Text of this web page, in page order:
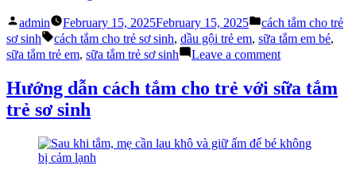
cho
trẻ
sơ
bé
nhất”
Posted
by
admin February 15, 2025February 15, 2025
Posted
in
cách tắm cho trẻ
sơ sinh
Tags:
cách tắm cho trẻ sơ sinh, dầu gội trẻ em, sữa tắm em bé,
sữa tắm trẻ em, sữa tắm trẻ sơ sinh Leave a commenton
tắm
cho
sinh
giúp
Hướng dẫn cách tắm cho trẻ với sữa tắm
trẻ sơ sinh